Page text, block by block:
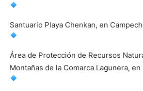
Santuario Playa Chenkan, en
Área de Protección de Recursos
Montañas de la Comarca Lagunera, en